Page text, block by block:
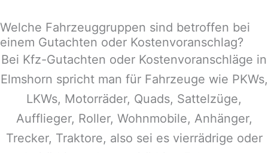
Welche Fahrzeuggruppen sind betroffen bei
einem Gutachten oder Kostenvoranschlag?
Bei Kfz-Gutachten oder Kostenvoranschläge in
Elmshorn spricht man für Fahrzeuge wie PKWs,
LKWs, Motorräder, Quads, Sattelzüge,
Aufflieger, Roller, Wohnmobile, Anhänger,
Trecker, Traktore, also sei es vierrädrige oder